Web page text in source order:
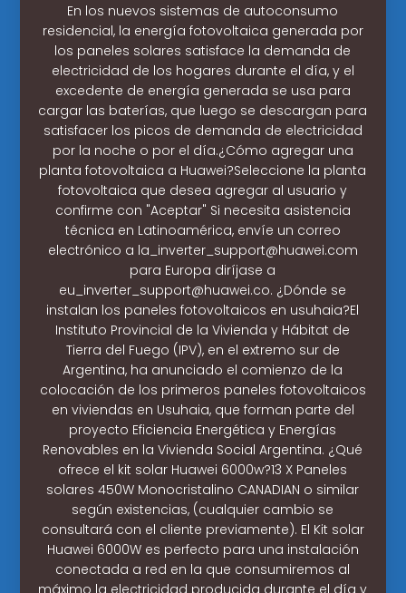
En los nuevos sistemas de autoconsumo
residencial, la energía fotovoltaica generada por
los paneles solares satisface la demanda de
electricidad de los hogares durante el día, y el
excedente de energía generada se usa para
cargar las baterías, que luego se descargan para
satisfacer los picos de demanda de electricidad
por la noche o por el día.¿Cómo agregar una
planta fotovoltaica a Huawei?Seleccione la planta
fotovoltaica que desea agregar al usuario y
confirme con "Aceptar" Si necesita asistencia
técnica en Latinoamérica, envíe un correo
electrónico a la_inverter_support@huawei.com
para Europa diríjase a
eu_inverter_support@huawei.co. ¿Dónde se
instalan los paneles fotovoltaicos en usuhaia?El
Instituto Provincial de la Vivienda y Hábitat de
Tierra del Fuego (IPV), en el extremo sur de
Argentina, ha anunciado el comienzo de la
colocación de los primeros paneles fotovoltaicos
en viviendas en Usuhaia, que forman parte del
proyecto Eficiencia Energética y Energías
Renovables en la Vivienda Social Argentina. ¿Qué
ofrece el kit solar Huawei 6000w?13 X Paneles
solares 450W Monocristalino CANADIAN o similar
según existencias, (cualquier cambio se
consultará con el cliente previamente). El Kit solar
Huawei 6000W es perfecto para una instalación
conectada a red en la que consumiremos al
máximo la electricidad producida durante el día y